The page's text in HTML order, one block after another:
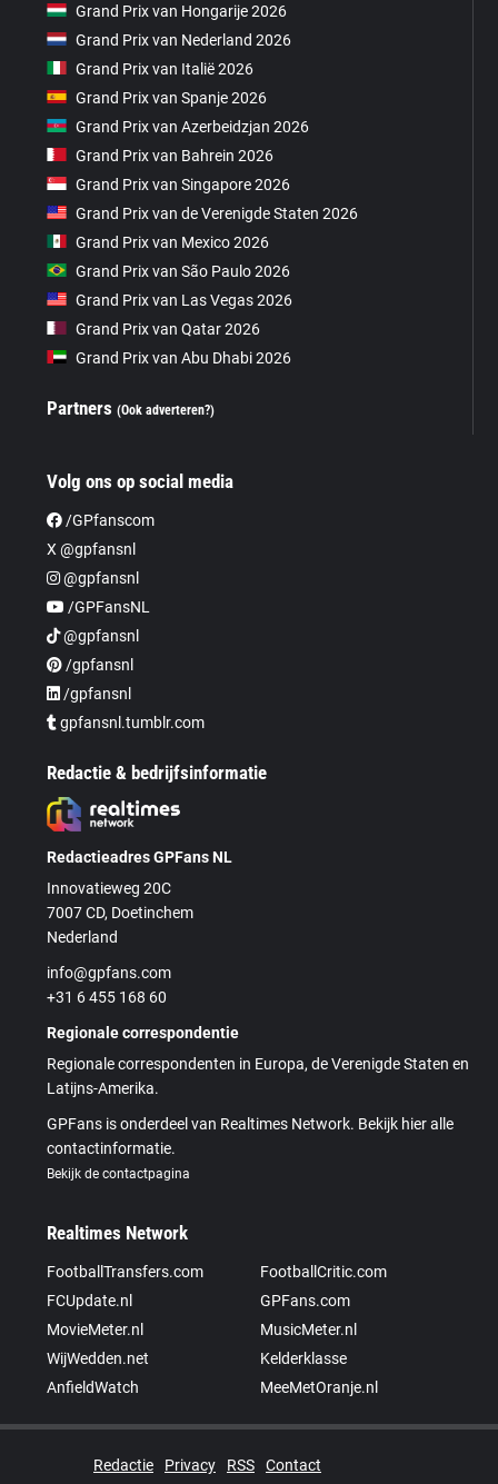
Grand Prix van Hongarije 2026
Grand Prix van Nederland 2026
Grand Prix van Italië 2026
Grand Prix van Spanje 2026
Grand Prix van Azerbeidzjan 2026
Grand Prix van Bahrein 2026
Grand Prix van Singapore 2026
Grand Prix van de Verenigde Staten 2026
Grand Prix van Mexico 2026
Grand Prix van São Paulo 2026
Grand Prix van Las Vegas 2026
Grand Prix van Qatar 2026
Grand Prix van Abu Dhabi 2026
Partners(Ook adverteren?)
Volg ons op social media
/GPfanscom
X @gpfansnl
@gpfansnl
/GPFansNL
@gpfansnl
/gpfansnl
/gpfansnl
gpfansnl.tumblr.com
Redactie & bedrijfsinformatie
Redactieadres GPFans NL
Innovatieweg 20C
7007 CD, Doetinchem
Nederland
info@gpfans.com
+31 6 455 168 60
Regionale correspondentie
Regionale correspondenten in Europa, de Verenigde Staten en
Latijns-Amerika.
GPFans is onderdeel van Realtimes Network. Bekijk hier alle
contactinformatie.
Bekijk de contactpagina
Realtimes Network
FootballTransfers.com
FootballCritic.com
FCUpdate.nl
GPFans.com
MovieMeter.nl
MusicMeter.nl
WijWedden.net
Kelderklasse
AnfieldWatch
MeeMetOranje.nl
Redactie Privacy RSS
Contact